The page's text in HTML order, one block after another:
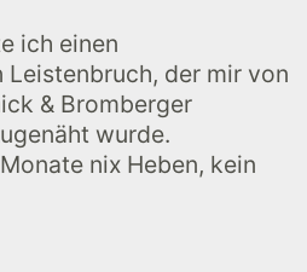
ich einen
Leistenbruch, der mir von
& Bromberger
wurde.
nix Heben, kein